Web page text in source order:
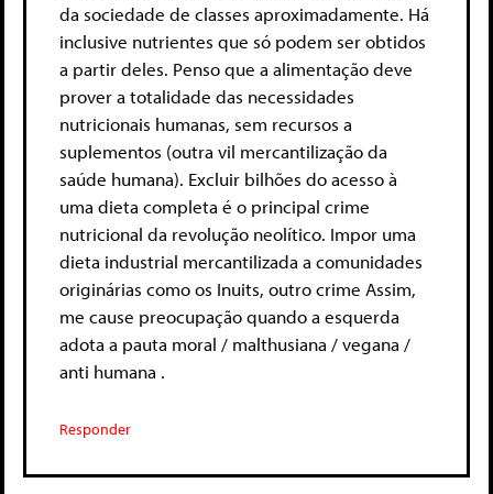
da sociedade de classes aproximadamente. Há
inclusive nutrientes que só podem ser obtidos
a partir deles. Penso que a alimentação deve
prover a totalidade das necessidades
nutricionais humanas, sem recursos a
suplementos (outra vil mercantilização da
saúde humana). Excluir bilhões do acesso à
uma dieta completa é o principal crime
nutricional da revolução neolítico. Impor uma
dieta industrial mercantilizada a comunidades
originárias como os Inuits, outro crime Assim,
me cause preocupação quando a esquerda
adota a pauta moral / malthusiana / vegana /
anti humana .
Responder